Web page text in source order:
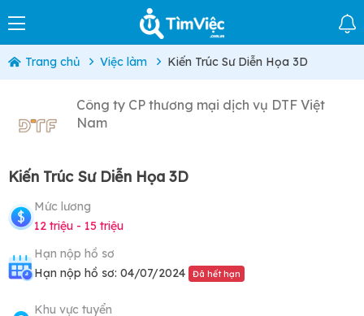
Trang chủ Việc làm Kiến Trúc Sư Diễn Họa 3D
Công ty CP thương mại dịch vụ DTF Việt
Nam
Kiến Trúc Sư Diễn Họa 3D
Mức lương
12 triệu - 15 triệu
Hạn nộp hồ sơ
Hạn nộp hồ sơ: 04/07/2024
Đã hết hạn
Khu vực tuyển